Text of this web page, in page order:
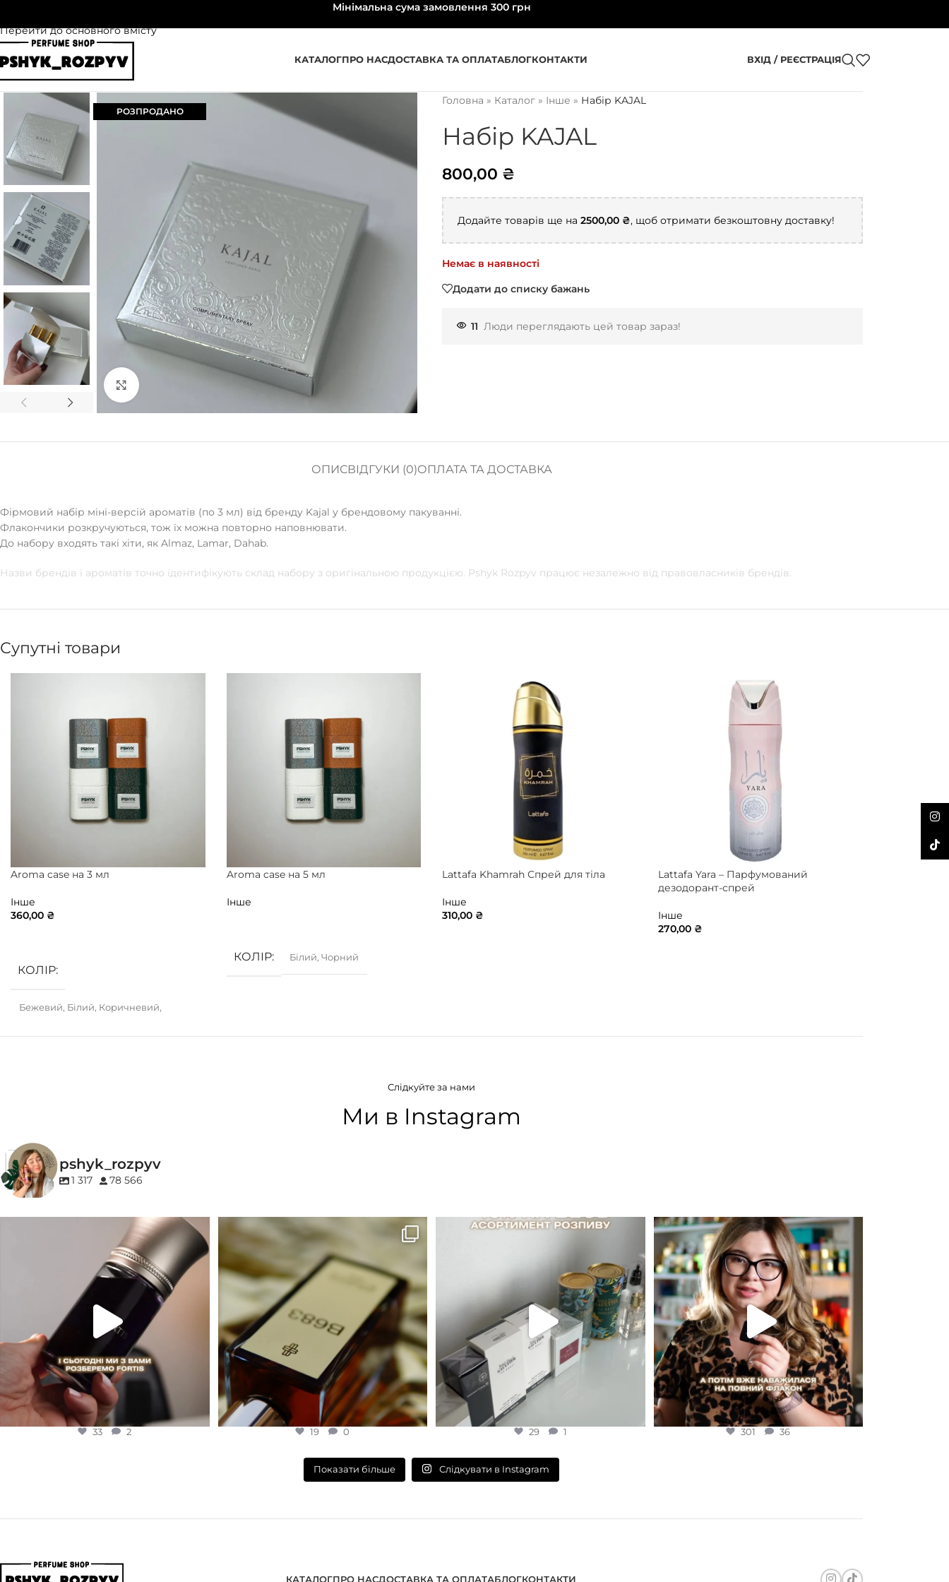
Перейти до основного вмісту
Мінімальна сума замовлення 300 грн
КАТАЛОГПРО НАСДОСТАВКА ТА ОПЛАТАБЛОГКОНТАКТИ ВХІД / РЕЄСТРАЦІЯ
РОЗПРОДАНО
Натисніть, щоб збільшити
Головна » Каталог» Інше » Набір KAJAL
Набір KAJAL
800,00 ₴
Додайте товарів ще на 2500,00 ₴, щоб отримати безкоштовну доставку!
Немає в наявності
Додати до списку бажань
11 Люди переглядають цей товар зараз!
ОПИСВІДГУКИ (0)ОПЛАТА ТА ДОСТАВКА
Фірмовий набір міні-версій ароматів (по 3 мл) від бренду Kajal у брендовому пакуванні.
Флакончики розкручуються, тож їх можна повторно наповнювати.
До набору входять такі хіти, як Almaz, Lamar, Dahab.
Назви брендів і ароматів точно ідентифікують склад набору з оригінальною продукцією. Pshyk Rozpyv працює незалежно від правовласників брендів.
Супутні товари
Aroma case на 3 мл
Інше
360,00 ₴
КОЛІР
Бежевий, Білий, Коричневий,
Aroma case на 5 мл
Інше
КОЛІР Білий, Чорний
Lattafa Khamrah Спрей для тіла
Інше
310,00 ₴
Lattafa Yara – Парфумований
дезодорант-спрей
Інше
270,00 ₴
Слідкуйте за нами
Ми в Instagram
pshyk_rozpyv
1 317 78 566
Для замовлення переходьте на сайт або в
Instagram...
33 2
33 2
Marc-Antoine Barrois B683 - це запах вечора в...
19 0
19 0
Знижка 15 % діє НА ОНЛАЙН
29 1
Для замовлення переходьте на сайт або в
Instagram...
301 36
301 36
Показати більше Слідкувати в Instagram
КАТАЛОГПРО НАСДОСТАВКА ТА ОПЛАТАБЛОГКОНТАКТИ